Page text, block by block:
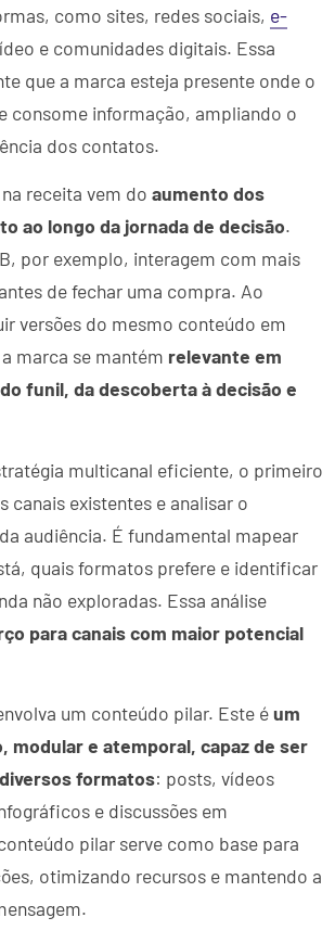
como sites, redes sociais, e-
e comunidades digitais. Essa
que a marca esteja presente onde o
consome informação, ampliando o
dos contatos.
receita vem do aumento dos
ao longo da jornada de decisão.
por exemplo, interagem com mais
de fechar uma compra. Ao
versões do mesmo conteúdo em
marca se mantém relevante em
funil, da descoberta à decisão e
multicanal eficiente, o primeiro
canais existentes e analisar o
audiência. É fundamental mapear
quais formatos prefere e identificar
não exploradas. Essa análise
para canais com maior potencial
um conteúdo pilar. Este éum
modular e atemporal, capaz de ser
formatos: posts, vídeos
e discussões em
pilar serve como base para
otimizando recursos e mantendo a